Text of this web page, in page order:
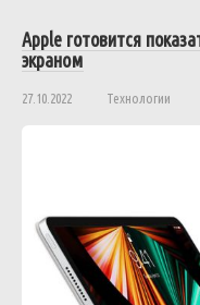
Apple готовится
экраном
27.10.2022 Технологии